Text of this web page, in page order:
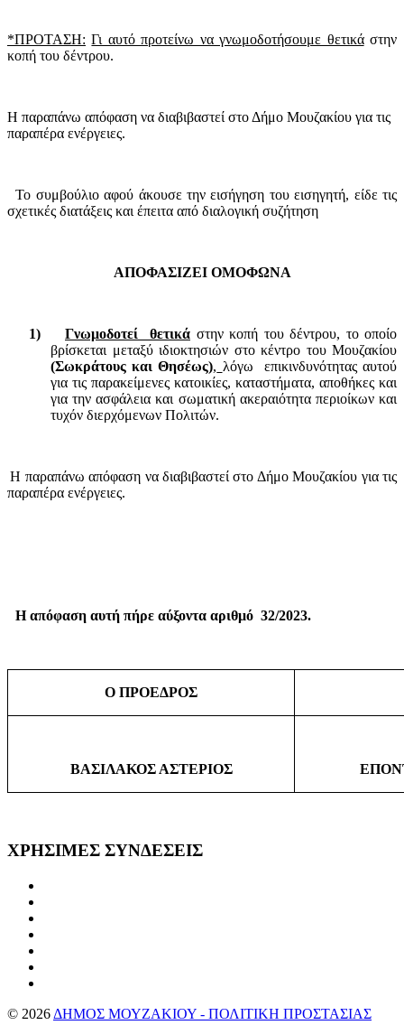
*ΠΡΟΤΑΣΗ: Γι αυτό προτείνω να γνωμοδοτήσουμε θετικάστην
κοπή του δέντρου.
Η παραπάνω απόφαση να διαβιβαστεί στο Δήμο Μουζακίου για τις
παραπέρα ενέργειες.
Το συμβούλιο αφού άκουσε την εισήγηση του εισηγητή, είδε τις
σχετικές διατάξεις και έπειτα από διαλογική συζήτηση
ΑΠΟΦΑΣΙΖΕΙ ΟΜΟΦΩΝΑ
1) Γνωμοδοτεί θετικά στην κοπή του δέντρου, το οποίο
βρίσκεται μεταξύ ιδιοκτησιών στο κέντρο του Μουζακίου
(Σωκράτους και Θησέως), λόγω
επικινδυνότητας αυτού
για τις παρακείμενες κατοικίες, καταστήματα, αποθήκες και
για την ασφάλεια και σωματική ακεραιότητα περιοίκων και
τυχόν διερχόμενων Πολιτών.
Η παραπάνω απόφαση να διαβιβαστεί στο Δήμο Μουζακίου για τις
παραπέρα ενέργειες.
Η απόφαση αυτή πήρε αύξοντα αριθμό 32/2023.
Ο ΠΡΟΕΔΡΟΣ
ΒΑΣΙΛΑΚΟΣ ΑΣΤΕΡΙΟΣ
ΧΡΗΣΙΜΕΣ ΣΥΝΔΕΣΕΙΣ
© 2026 ΔΗΜΟΣ ΜΟΥΖΑΚΙΟΥ - ΠΟΛΙΤΙΚΗ ΠΡΟΣΤΑΣΙΑΣ